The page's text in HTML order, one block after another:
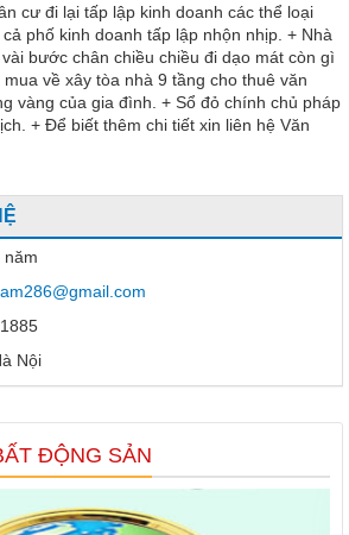
cư đi lại tấp lập kinh doanh các thể loại
phố kinh doanh tấp lập nhộn nhịp. + Nhà
bước chân chiều chiều đi dạo mát còn gì
về xây tòa nhà 9 tầng cho thuê văn
vàng của gia đình. + Sổ đỏ chính chủ pháp
+ Để biết thêm chi tiết xin liên hệ Văn
năm
Nội
ĐỘNG SẢN